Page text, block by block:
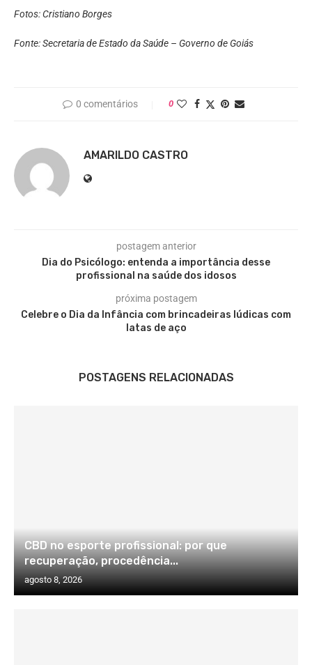
Fotos: Cristiano Borges
Fonte: Secretaria de Estado da Saúde – Governo de Goiás
0 comentários 0
AMARILDO CASTRO
postagem anterior
Dia do Psicólogo: entenda a importância desse
profissional na saúde dos idosos
próxima postagem
Celebre o Dia da Infância com brincadeiras lúdicas com
latas de aço
POSTAGENS RELACIONADAS
CBD no esporte profissional: por que
recuperação, procedência...
agosto 8, 2026